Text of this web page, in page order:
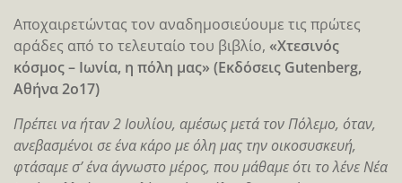
Αποχαιρετώντας τον αναδημοσιεύουμε τις πρώτες
αράδες από το τελευταίο του βιβλίο, «Χτεσινός
κόσμος – Ιωνία, η πόλη μας» (Εκδόσεις Gutenberg,
Aθήνα 2ο17)
Πρέπει να ήταν 2 Ιουλίου, αμέσως μετά τον Πόλεμο, όταν,
ανεβασμένοι σε ένα κάρο με όλη μας την οικοσυσκευή,
φτάσαμε σ’ ένα άγνωστο μέρος, που μάθαμε ότι το λένε Νέα